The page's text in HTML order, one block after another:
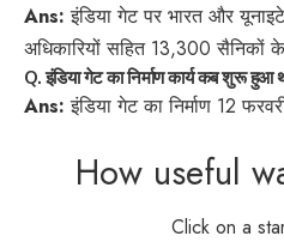
Ans:इंडिया गेट पर भारत और
अधिकारियों सहित 13,300 सैनिकों
Q. इंडिया गेट का निर्माण कार्य कब शुरू हुआ
Ans: इंडिया गेट का निर्माण 12
How useful
Click on a